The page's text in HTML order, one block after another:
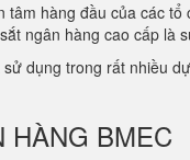
tâm hàng đầu của các
ngân hàng cao cấp là
dụng trong rất nhiều
HÀNG BMEC